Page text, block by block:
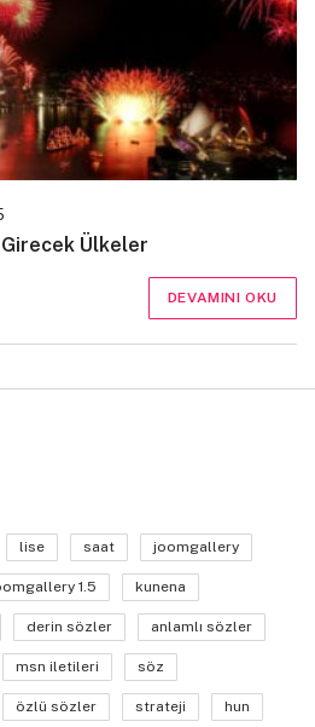
Girecek Ülkeler
DEVAMINI OKU
lise saat joomgallery
1.5 kunena
derin sözler anlamlı sözler
msn iletileri söz
özlü sözler strateji hun